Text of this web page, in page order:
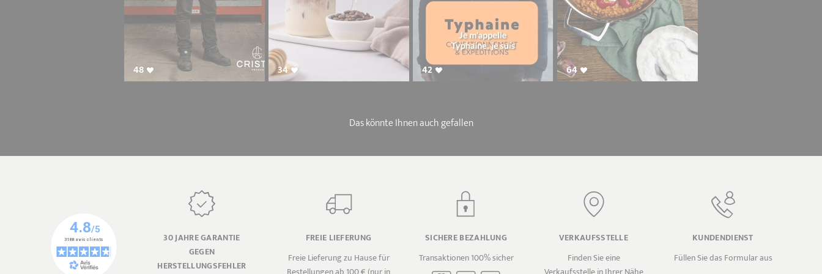
48 34 42 64
Das könnte Ihnen auch gefallen
30 JAHRE GARANTIE
GEGEN
HERSTELLUNGSFEHLER
FREIE LIEFERUNG
Freie Lieferung zu Hause für
SICHERE BEZAHLUNG
Transaktionen 100% sicher
VERKAUFSSTELLE
Finden Sie eine
KUNDENDIENST
Füllen Sie das Formular aus